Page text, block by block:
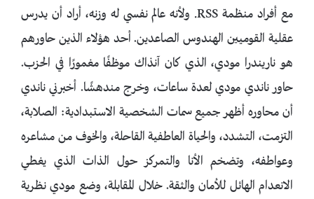
مع أفراد منظمة RSS. ولأنه عالم نفسي له وزنه، أراد أن يدرس
عقلية القوميين الهندوس الصاعدين. أحد هؤلاء الذين حاورهم
هو ناريندرا مودي، الذي كان آنذاك موظفًا مغمورًا في الحزب.
حاور ناندي مودي لعدة ساعات، وخرج مندهشًا. أخبرني ناندي
أن محاوره أظهر جميع سمات الشخصية الاستبدادية: الصلابة،
التزمت، التشدد، والحياة العاطفية القاحلة، والخوف من مشاعره
وعواطفه، وتضخم الأنا والتمركز حول الذات الذي يغطي
الانعدام الهائل للأمان والثقة. خلال المقابلة، وضع مودي نظرية